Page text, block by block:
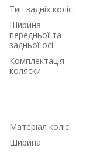
Тип задніх коліс
Ширина
передньої та
задньої осі
Комплектація
коляски
Матеріал коліс
Ширина